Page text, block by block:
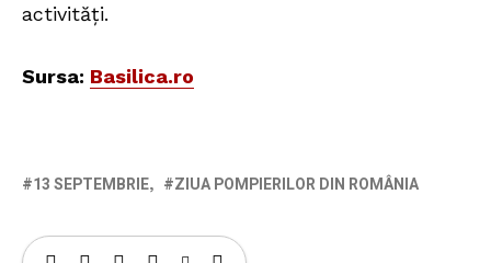
activități.
Sursa: Basilica.ro
13 SEPTEMBRIE ZIUA POMPIERILOR DIN ROMÂNIA